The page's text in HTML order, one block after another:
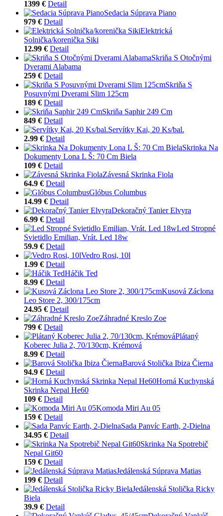
1399 € Detail
Sedacia Súprava Piano
979 € Detail
Elektrická
Solnička/korenička Siki
12.99 € Detail
Skriňa S Otočnými
Dverami Alabama
259 € Detail
Skriňa S
Posuvnými Dverami Slim 125cm
189 € Detail
Skriňa Saphir 249 Cm
849 € Detail
Servítky Kai, 20 Ks/bal.
2.99 € Detail
Skrinka Na
Dokumenty Lona L Š: 70 Cm Biela
109 € Detail
Závesná Skrinka Fiola
64.9 € Detail
Glóbus Columbus
14.99 € Detail
Dekoračný Tanier Elvyra
6.99 € Detail
Led Stropné
Svietidlo Emilian, Vrát. Led 18w
59.9 € Detail
Vedro Rosi, 10l
1.99 € Detail
Háčik Ted
8.99 € Detail
Kusová Záclona
Leo Store 2, 300/175cm
24.95 € Detail
Záhradné Kreslo Zoe
799 € Detail
Plátaný
Koberec Julia 2, 70/130cm, Krémová
8.99 € Detail
Barová Stolička Ibiza Čierna
94.9 € Detail
Horná Kuchynská
Skrinka Nepal He60
109 € Detail
Komoda Miri Au 05
159 € Detail
Sada Panvíc Earth, 2-Dielna
34.95 € Detail
Skrinka Na Spotrebič
Nepal Git60
159 € Detail
Jedálenská Súprava Matias
199 € Detail
Jedálenská Stolička Ricky
Biela
39.9 € Detail